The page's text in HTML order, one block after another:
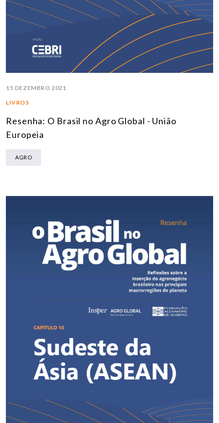
15 DEZEMBRO 2021
LIVROS
Resenha: O Brasil no Agro Global - União
Europeia
AGRO